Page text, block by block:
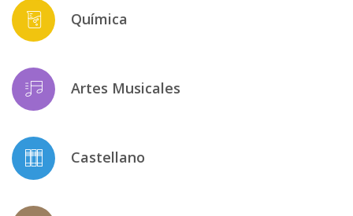
Química
Artes Musicales
Castellano